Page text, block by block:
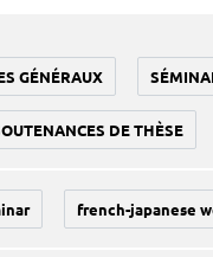
GÉNÉRAUX
DE THÈSE
french-japanese